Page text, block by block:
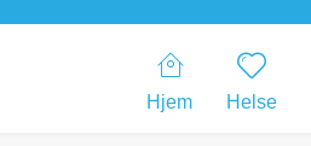
Hjem Helse